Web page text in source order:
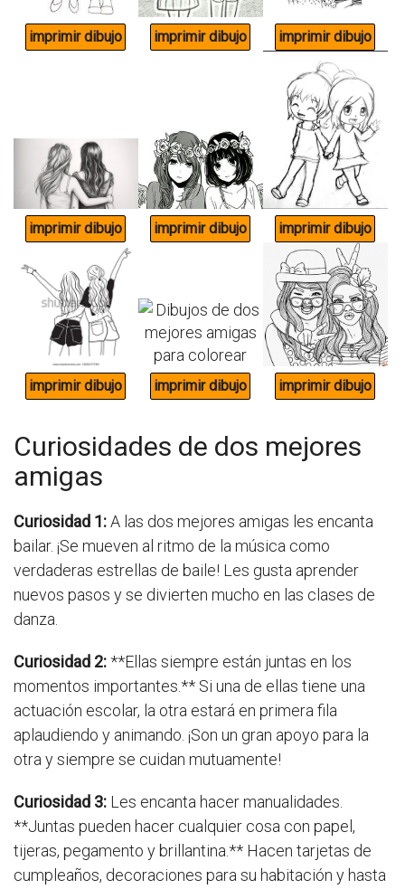
Curiosidades de dos mejores
amigas
Curiosidad 1:A las dos mejores amigas les encanta
bailar. ¡Se mueven al ritmo de la música como
verdaderas estrellas de baile! Les gusta aprender
nuevos pasos y se divierten mucho en las clases de
danza.
Curiosidad 2:**Ellas siempre están juntas en los
momentos importantes.** Si una de ellas tiene una
actuación escolar, la otra estará en primera fila
aplaudiendo y animando. ¡Son un gran apoyo para la
otra y siempre se cuidan mutuamente!
Curiosidad 3: Les encanta hacer manualidades.
**Juntas pueden hacer cualquier cosa con papel,
tijeras, pegamento y brillantina.** Hacen tarjetas de
cumpleaños, decoraciones para su habitación y hasta